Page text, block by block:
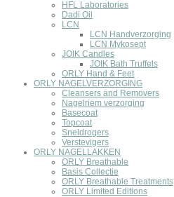
HFL Laboratories
Dadi Oil
LCN
LCN Handverzorging
LCN Mykosept
JOIK Candles
JOIK Bath Truffels
ORLY Hand & Feet
ORLY NAGELVERZORGING
Cleansers and Removers
Nagelriem verzorging
Basecoat
Topcoat
Sneldrogers
Verstevigers
ORLY NAGELLAKKEN
ORLY Breathable
Basis Collectie
ORLY Breathable Treatments
ORLY Limited Editions